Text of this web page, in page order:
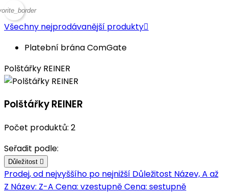
Všechny nejprodávanější produkty
Platební brána ComGate
Polštářky REINER
Polštářky REINER
Počet produktů: 2
Seřadit podle:
Důležitost 
Prodej, od nejvyššího po nejnižší Důležitost Název, A až
Z Název: Z-A Cena: vzestupněCena: sestupně